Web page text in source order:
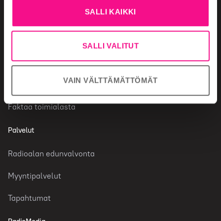
SALLI KAIKKI
SALLI VALITUT
VAIN VÄLTTÄMÄTTÖMÄT
Radiokanavat
Tutkimustietoa radiosta
Faktaa toimialasta
Palvelut
Radioalan edunvalvonta
Myyntipalvelut
Tapahtumat